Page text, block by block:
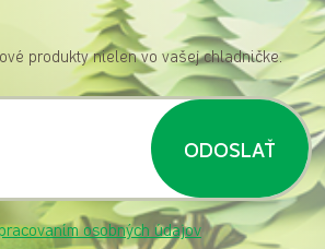
produkty nielen vo vašej chladničke.
ODOSLAŤ
osobných údajov